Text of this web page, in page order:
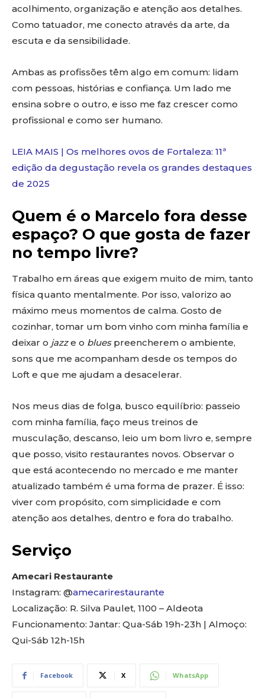
acolhimento, organização e atenção aos detalhes.
Como tatuador, me conecto através da arte, da
escuta e da sensibilidade.
Ambas as profissões têm algo em comum: lidam
com pessoas, histórias e confiança. Um lado me
ensina sobre o outro, e isso me faz crescer como
profissional e como ser humano.
LEIA MAIS | Os melhores ovos de Fortaleza: 11ª
edição da degustação revela os grandes destaques
de 2025
Quem é o Marcelo fora desse
espaço? O que gosta de fazer
no tempo livre?
Trabalho em áreas que exigem muito de mim, tanto
física quanto mentalmente. Por isso, valorizo ao
máximo meus momentos de calma. Gosto de
cozinhar, tomar um bom vinho com minha família e
deixar o jazze o blues preencherem o ambiente,
sons que me acompanham desde os tempos do
Loft e que me ajudam a desacelerar.
Nos meus dias de folga, busco equilíbrio: passeio
com minha família, faço meus treinos de
musculação, descanso, leio um bom livro e, sempre
que posso, visito restaurantes novos. Observar o
que está acontecendo no mercado e me manter
atualizado também é uma forma de prazer. É isso:
viver com propósito, com simplicidade e com
atenção aos detalhes, dentro e fora do trabalho.
Serviço
Amecari Restaurante
Instagram: @amecarirestaurante
Localização: R. Silva Paulet, 1100 – Aldeota
Funcionamento: Jantar: Qua-Sáb 19h-23h | Almoço:
Qui-Sáb 12h-15h
Facebook X WhatsApp